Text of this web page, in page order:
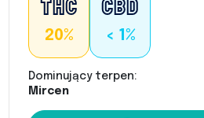
20% < 1%
Dominujący terpen:
Mircen